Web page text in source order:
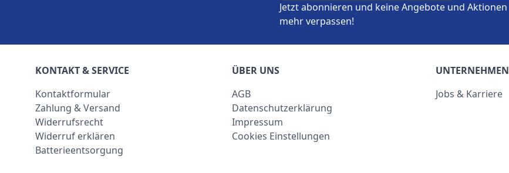
Jetzt abonnieren und keine Angebote und Aktionen
mehr verpassen!
KONTAKT & SERVICE
Kontaktformular
Zahlung & Versand
Widerrufsrecht
Widerruf erklären
Batterieentsorgung
ÜBER UNS
AGB
Datenschutzerklärung
Impressum
Cookies Einstellungen
UNTERNEHMEN
Jobs & Karriere